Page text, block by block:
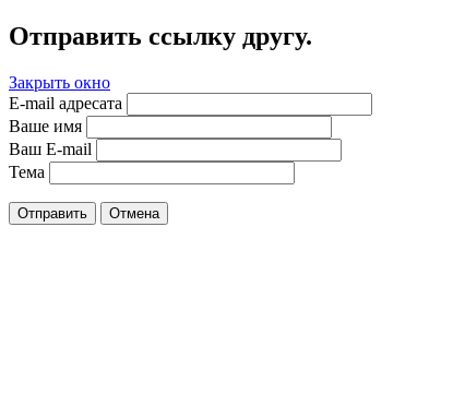
Отправить ссылку другу.
Закрыть окно
E-mail адресата
Ваше имя
Ваш E-mail
Тема
Отправить Отмена